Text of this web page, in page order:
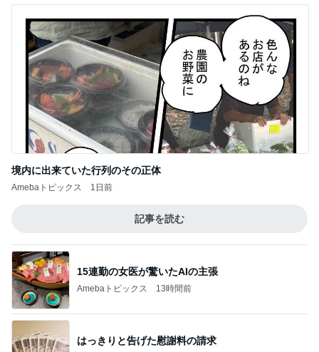
境内に出来ていた行列のその正体
Amebaトピックス 1日前
記事を読む
15連勤の女医が驚いたAIの主張
Amebaトピックス 13時間前
はっきりと告げた慰謝料の請求